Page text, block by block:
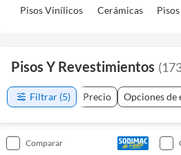
Pisos Viní­licos Cerámicas
Pisos Y Revestimientos (
Filtrar (5) Precio Opciones de
comparar